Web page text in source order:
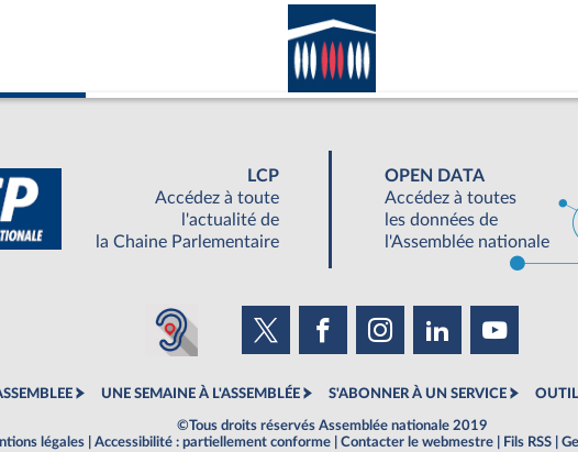
LCP
Accédez à toute
l'actualité de
la Chaine Parlementaire
OPEN DATA
Accédez à toutes
les données de
l'Assemblée nationale
UNE SEMAINE À L'ASSEMBLÉE S'ABONNER À UN SERVICE
©Tous droits réservés Assemblée nationale 2019
légales
Accessibilité : partiellement conforme Contacter le webmestre Fils RSS